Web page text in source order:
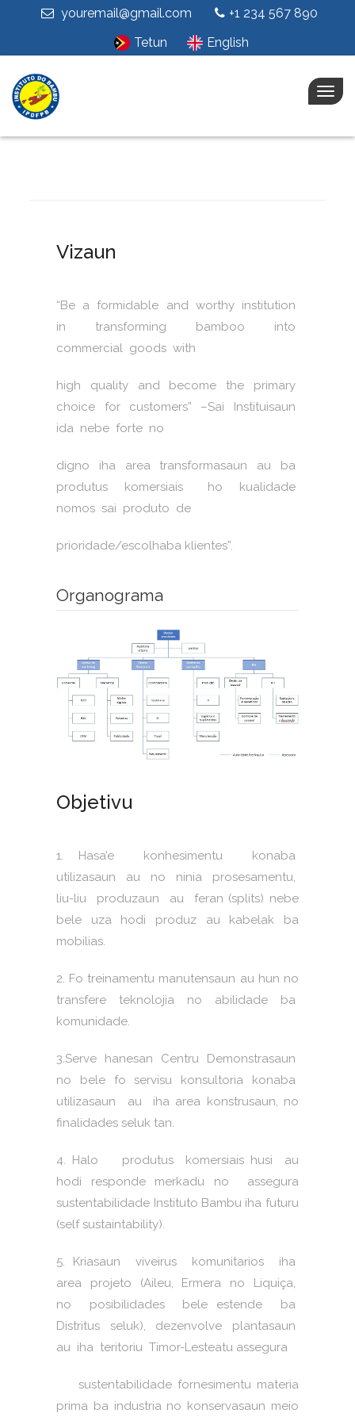
youremail@gmail.com
+1 234 567 890
Tetun
English
Vizaun
“Be a formidable and worthy institution
in transforming bamboo into
commercial goods with
high quality and become the primary
choice for customers” –Sai Instituisaun
ida nebe forte no
digno iha area transformasaun au ba
produtus komersiais ho kualidade
nomos sai produto de
prioridade/escolhaba klientes”.
Organograma
Objetivu
1. Hasa’e konhesimentu konaba
utilizasaun au no ninia prosesamentu,
liu-liu produzaun au feran (splits) nebe
bele uza hodi produz au kabelak ba
mobilias.
2. Fo treinamentu manutensaun au hun no
transfere teknolojia no abilidade ba
komunidade.
3.Serve hanesan Centru Demonstrasaun
no bele fo servisu konsultoria konaba
utilizasaun au iha area konstrusaun, no
finalidades seluk tan.
4. Halo produtus komersiais husi au
hodi responde merkadu no assegura
sustentabilidade Instituto Bambu iha futuru
(self sustaintability).
5. Kriasaun viveirus komunitarios iha
area projeto (Aileu, Ermera no Liquiça,
no posibilidades bele estende ba
Distritus seluk), dezenvolve plantasaun
au iha teritoriu Timor-Lesteatu assegura
sustentabilidade fornesimentu materia
prima ba industria no konservasaun meio